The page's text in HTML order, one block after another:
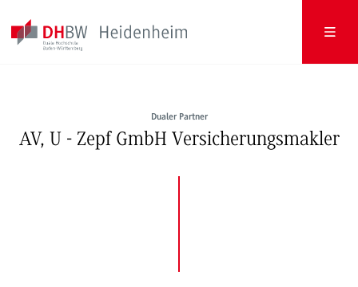
Dualer Partner
AV, U - Zepf GmbH Versicherungsmakler